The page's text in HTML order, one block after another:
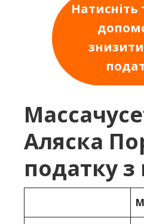
Натисніть
Аляска
податку